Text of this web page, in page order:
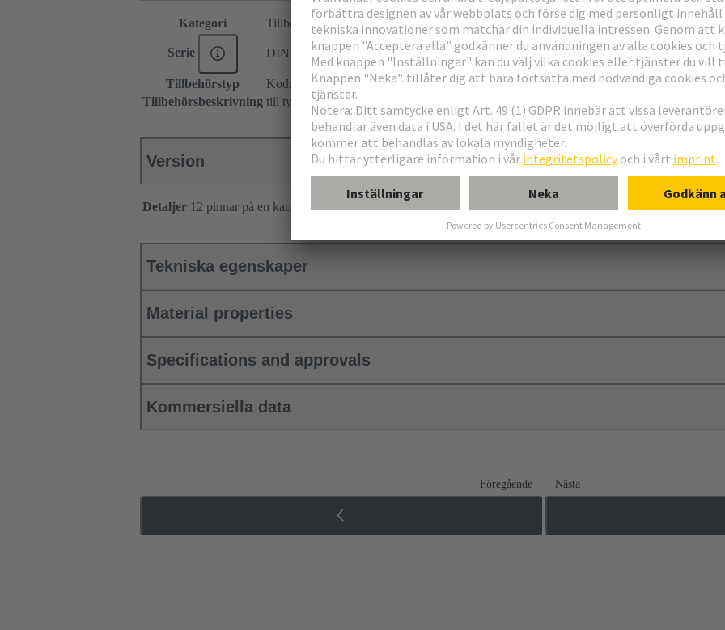
Kategori Tillbehör
Serie DIN 41612
Tillbehörstyp
Kodningsstift
Tillbehörsbeskrivning till typerna B, C, D och E
Version
Detaljer 12 pinnar på en kam
Tekniska egenskaper
Material properties
Specifications and approvals
Kommersiella data
Föregående Nästa